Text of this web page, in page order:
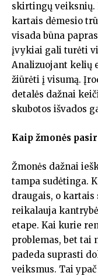
skirtingų veiksnių.
kartais dėmesio
visada būna
įvykiai gali turėti
Analizuojant kelių
žiūrėti į visumą.
detalės dažnai
skubotos išvados
Kaip žmonės
Žmonės dažnai
tampa sudėtinga.
draugais, o
reikalauja
etape. Kai kurie
problemas, bet tai
padeda suprasti
veiksmus. Tai